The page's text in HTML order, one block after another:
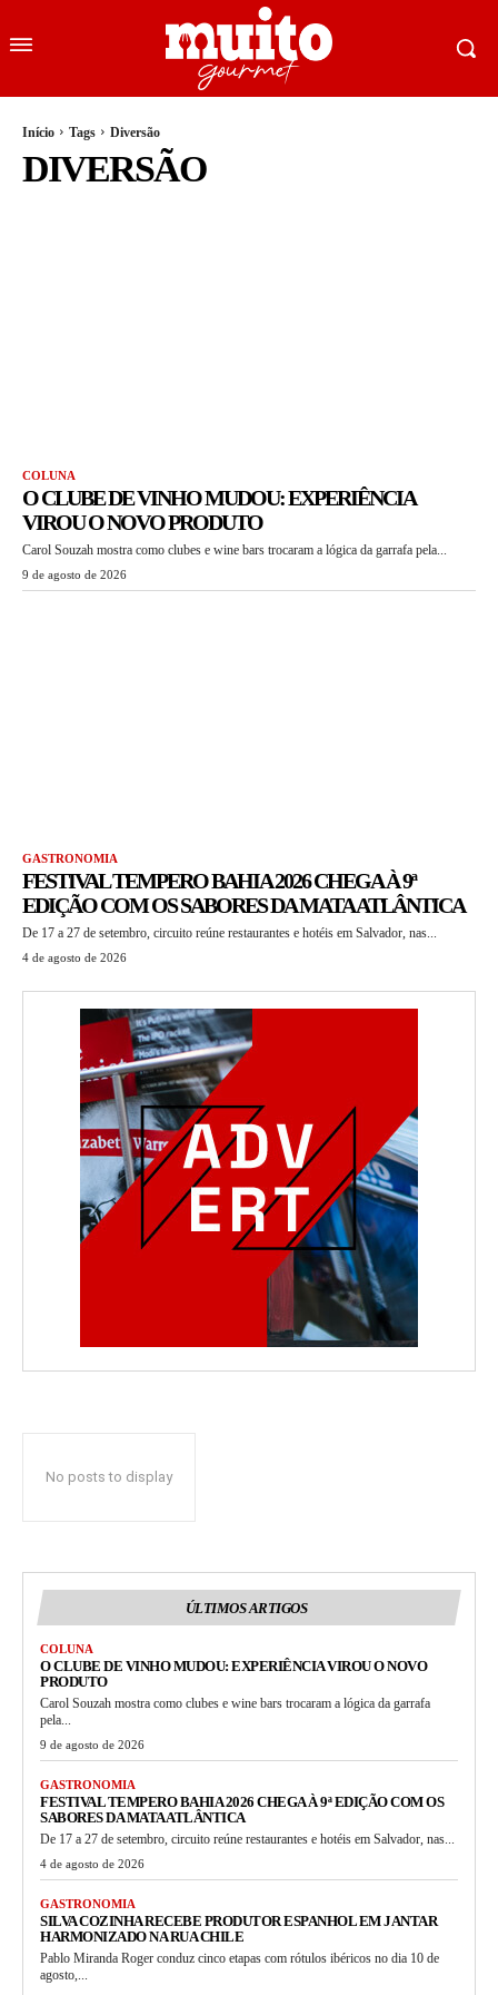
Início Tags Diversão
DIVERSÃO
COLUNA
O CLUBE DE VINHO MUDOU: EXPERIÊNCIA
VIROU O NOVO PRODUTO
Carol Souzah mostra como clubes e wine bars trocaram a lógica da garrafa pela...
9 de agosto de 2026
GASTRONOMIA
FESTIVAL TEMPERO BAHIA 2026 CHEGA À 9ª
EDIÇÃO COM OS SABORES DA MATA ATLÂNTICA
De 17 a 27 de setembro, circuito reúne restaurantes e hotéis em Salvador, nas...
4 de agosto de 2026
No posts to display
ÚLTIMOS ARTIGOS
COLUNA
O CLUBE DE VINHO MUDOU: EXPERIÊNCIA VIROU O NOVO
PRODUTO
Carol Souzah mostra como clubes e wine bars trocaram a lógica da garrafa
pela...
9 de agosto de 2026
GASTRONOMIA
FESTIVAL TEMPERO BAHIA 2026 CHEGA À 9ª EDIÇÃO COM OS
SABORES DA MATA ATLÂNTICA
De 17 a 27 de setembro, circuito reúne restaurantes e hotéis em Salvador, nas...
4 de agosto de 2026
GASTRONOMIA
SILVA COZINHA RECEBE PRODUTOR ESPANHOL EM JANTAR
HARMONIZADO NA RUA CHILE
Pablo Miranda Roger conduz cinco etapas com rótulos ibéricos no dia 10 de
agosto,...